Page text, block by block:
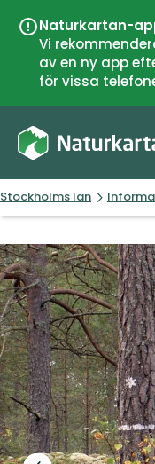
Naturkartan-
Vi
av en ny app
för vissa
Stockholms län